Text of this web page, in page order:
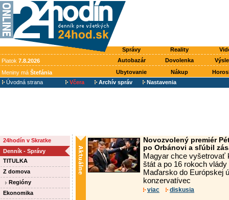
Správy Reality
Piatok 7.8.2026 Autobazár Dovolenka
Meniny má Štefánia Ubytovanie Nákup
Úvodná strana
Včera Archív správ Nastavenia
24hodín v Skratke
Denník - Správy
TITULKA
Z domova
Regióny
Ekonomika
Novozvolený premiér
po Orbánovi a sľúbil
Magyar chce vyšetrovať
štát a po 16 rokoch
Maďarsko do Európskej
konzervatívec
viac diskusia